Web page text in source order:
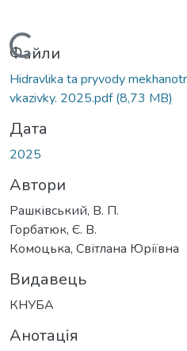
Вантажиться...
Файли
Hidravlika ta pryvody
vkazivky. 2025.pdf(8,73 MB)
Дата
2025
Автори
Рашківський, В. П.
Горбатюк, Є. В.
Комоцька, Світлана Юріївна
Видавець
КНУБА
Анотація